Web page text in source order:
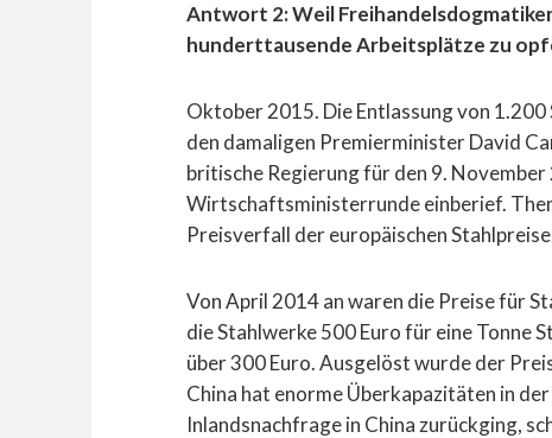
Antwort 2: Weil
hunderttausende Arbeitsplätze zu
Oktober 2015. Die Entlassung von
den damaligen Premierminister David
britische Regierung für den 9.
Wirtschaftsministerrunde einberief.
Preisverfall der europäischen
Von April 2014 an waren die Preise für
die Stahlwerke 500 Euro für eine Tonne
über 300 Euro. Ausgelöst wurde der
China hat enorme Überkapazitäten in
Inlandsnachfrage in China zurückging,